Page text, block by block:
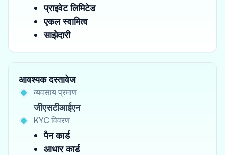
प्राइवेट लिमिटेड
एकल स्वामित्व
साझेदारी
आवश्यक दस्तावेज
व्यवसाय प्रमाण
जीएसटीआईएन
KYC विवरण
पैन कार्ड
आधार कार्ड